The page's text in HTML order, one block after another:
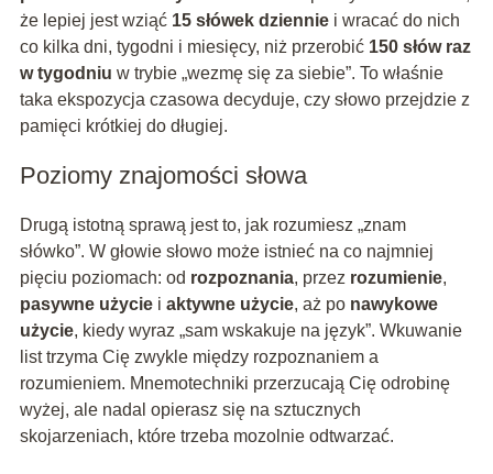
że lepiej jest wziąć 15 słówek dzienniei wracać do nich
co kilka dni, tygodni i miesięcy, niż przerobić 150 słów raz
w tygodniu w trybie „wezmę się za siebie”. To właśnie
taka ekspozycja czasowa decyduje, czy słowo przejdzie z
pamięci krótkiej do długiej.
Poziomy znajomości słowa
Drugą istotną sprawą jest to, jak rozumiesz „znam
słówko”. W głowie słowo może istnieć na co najmniej
pięciu poziomach: od rozpoznania, przez rozumienie,
pasywne użyciei aktywne użycie, aż po nawykowe
użycie, kiedy wyraz „sam wskakuje na język”. Wkuwanie
list trzyma Cię zwykle między rozpoznaniem a
rozumieniem. Mnemotechniki przerzucają Cię odrobinę
wyżej, ale nadal opierasz się na sztucznych
skojarzeniach, które trzeba mozolnie odtwarzać.